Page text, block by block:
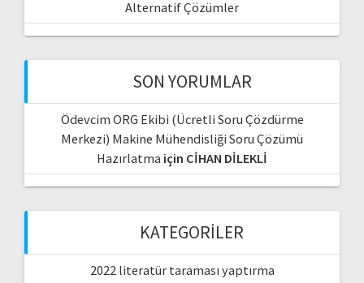
Alternatif Çözümler
SON YORUMLAR
Ödevcim ORG Ekibi (Ücretli Soru Çözdürme
Merkezi) Makine Mühendisliği Soru Çözümü
Hazırlatma için CİHAN DİLEKLİ
KATEGORILER
2022 literatür taraması yaptırma